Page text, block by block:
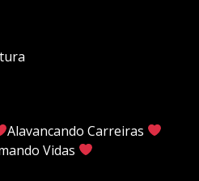
Alavancando Carreiras
Vidas